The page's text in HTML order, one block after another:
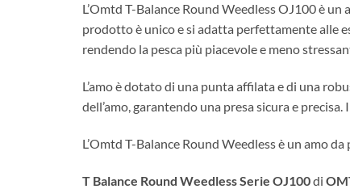
L’Omtd T-Balance Round Weedless OJ100 è
prodotto è unico e si adatta perfettamente alle
rendendo la pesca più piacevole e meno
L’amo è dotato di una punta affilata e di una
dell’amo, garantendo una presa sicura e
L’Omtd T-Balance Round Weedless è un amo
T Balance Round Weedless Serie OJ100di